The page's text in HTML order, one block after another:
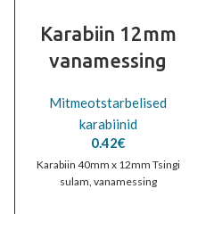
Karabiin 12mm
vanamessing
Mitmeotstarbelised
karabiinid
0.42€
Karabiin 40mm x 12mm Tsingi
sulam, vanamessing